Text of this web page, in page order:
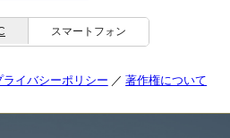
スマートフォン
ライバシーポリシー 著作権について